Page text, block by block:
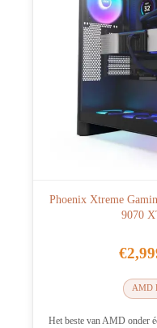
Phoenix Xtreme
9070
€
AMD
Het beste van AMD onder